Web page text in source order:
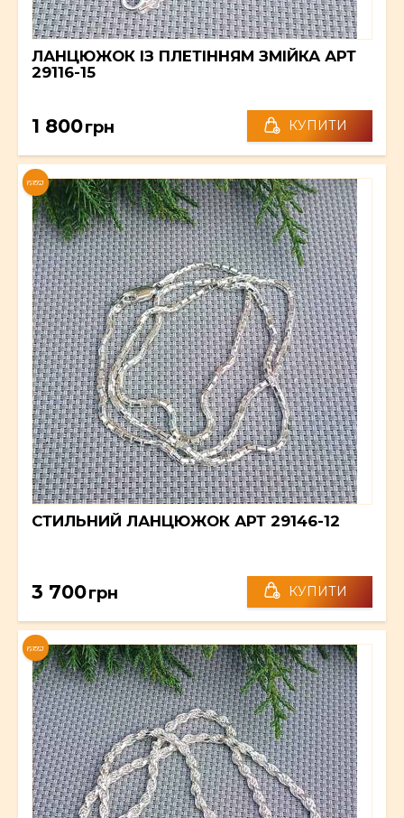
ЛАНЦЮЖОК ІЗ ПЛЕТІННЯМ ЗМІЙКА АРТ
29116-15
1 800грн КУПИТИ
NEW
СТИЛЬНИЙ ЛАНЦЮЖОК АРТ 29146-12
3 700грн КУПИТИ
NEW